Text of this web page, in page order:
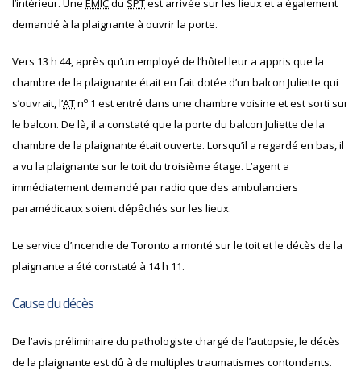
l’intérieur. Une EMICdu SPTest arrivée sur les lieux et a également
demandé à la plaignante à ouvrir la porte.
Vers 13 h 44, après qu’un employé de l’hôtel leur a appris que la
chambre de la plaignante était en fait dotée d’un balcon Juliette qui
s’ouvrait, l’ATno 1 est entré dans une chambre voisine et est sorti sur
le balcon. De là, il a constaté que la porte du balcon Juliette de la
chambre de la plaignante était ouverte. Lorsqu’il a regardé en bas, il
a vu la plaignante sur le toit du troisième étage. L’agent a
immédiatement demandé par radio que des ambulanciers
paramédicaux soient dépêchés sur les lieux.
Le service d’incendie de Toronto a monté sur le toit et le décès de la
plaignante a été constaté à 14 h 11.
Cause du décès
De l’avis préliminaire du pathologiste chargé de l’autopsie, le décès
de la plaignante est dû à de multiples traumatismes contondants.